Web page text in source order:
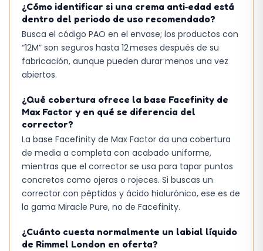
¿Cómo identificar si una crema anti‑edad está
dentro del periodo de uso recomendado?
Busca el código PAO en el envase; los productos con
“12M” son seguros hasta 12 meses después de su
fabricación, aunque pueden durar menos una vez
abiertos.
¿Qué cobertura ofrece la base Facefinity de
Max Factor y en qué se diferencia del
corrector?
La base Facefinity de Max Factor da una cobertura
de media a completa con acabado uniforme,
mientras que el corrector se usa para tapar puntos
concretos como ojeras o rojeces. Si buscas un
corrector con péptidos y ácido hialurónico, ese es de
la gama Miracle Pure, no de Facefinity.
¿Cuánto cuesta normalmente un labial líquido
de Rimmel London en oferta?